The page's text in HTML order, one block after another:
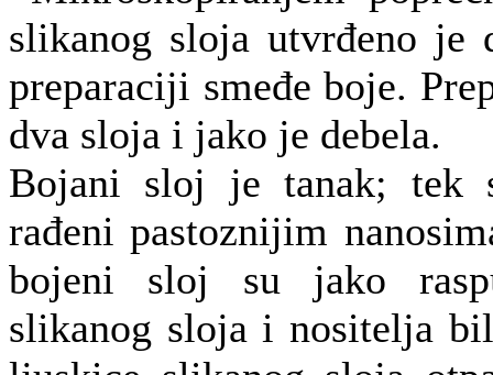
slikanog sloja utvrđeno je
preparaciji smeđe boje.
dva sloja i jako je debela.
Bojani sloj je tanak; tek
rađeni pastoznijim
bojeni sloj su jako
slikanog sloja i nositelja